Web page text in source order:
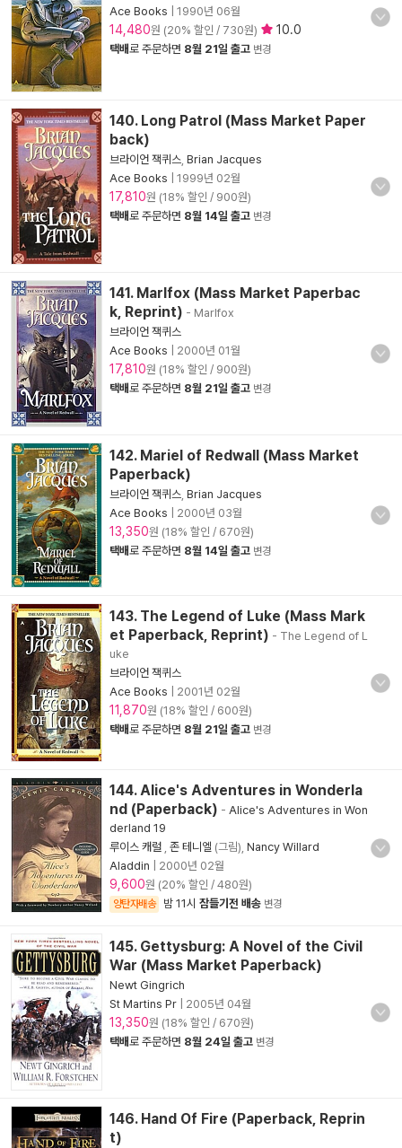
Ace Books
1990년 06월
14,480원 (20% 할인 / 730원) 10.0
택배로 주문하면 8월 21일 출고 변경
140. Long Patrol (Mass Market Paper
back)
브라이언 잭퀴스 Brian Jacques
Ace Books
1999년 02월
17,810원 (18% 할인 / 900원)
택배로 주문하면 8월 14일 출고 변경
141. Marlfox (Mass Market Paperbac
k, Reprint) - Marlfox
브라이언 잭퀴스
Ace Books
2000년 01월
17,810원 (18% 할인 / 900원)
택배로 주문하면 8월 21일 출고 변경
142. Mariel of Redwall (Mass Market
Paperback)
브라이언 잭퀴스 Brian Jacques
Ace Books
2000년 03월
13,350원 (18% 할인 / 670원)
택배로 주문하면 8월 14일 출고 변경
143. The Legend of Luke (Mass Mark
et Paperback, Reprint) - The Legend of L
uke
브라이언 잭퀴스
Ace Books
2001년 02월
11,870원 (18% 할인 / 600원)
택배로 주문하면 8월 21일 출고 변경
144. Alice's Adventures in Wonderla
nd (Paperback) - Alice's Adventures in Won
derland 19
루이스 캐럴 존 테니엘 (그림), Nancy Willard
Aladdin
2000년 02월
9,600원 (20% 할인 / 480원)
양탄자배송 밤 11시 잠들기전 배송 변경
145. Gettysburg: A Novel of the Civil
War (Mass Market Paperback)
Newt Gingrich
St Martins Pr
2005년 04월
13,350원 (18% 할인 / 670원)
택배로 주문하면 8월 24일 출고 변경
146. Hand Of Fire (Paperback, Reprin
t)